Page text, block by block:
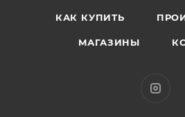
КАК КУПИТЬ
МАГАЗИНЫ